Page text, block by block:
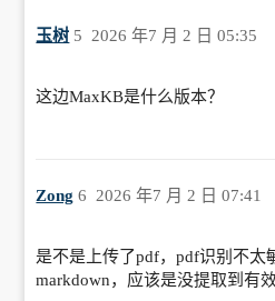
玉树 2026 年7 月 2 日 05:35
5
这边MaxKB是什么版本？
Zong 2026 年7 月 2 日 07:41
6
是不是上传了pdf，pdf识别不太
markdown，应该是没提取到有